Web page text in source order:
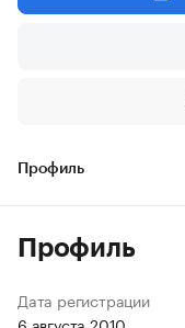
Профиль
Профиль
Дата регистрации